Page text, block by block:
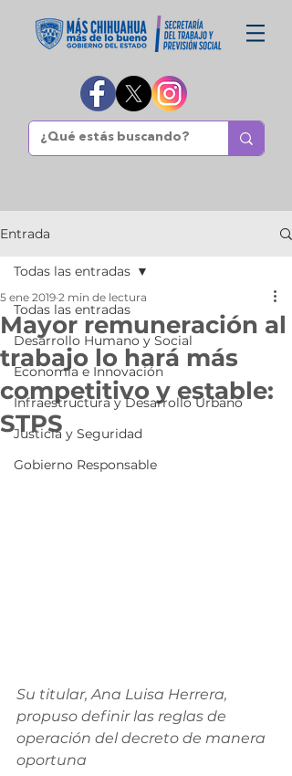
Entrada
Todas las entradas
Desarrollo Humano y Social
Economía e Innovación
Infraestructura y Desarrollo Urbano
Justicia y Seguridad
Gobierno Responsable
Todas las entradas
Mayor remuneración al
trabajo lo hará más
competitivo y estable:
STPS
5 ene 2019 2 min de lectura
Su titular, Ana Luisa Herrera,
propuso definir las reglas de
operación del decreto de manera
oportuna